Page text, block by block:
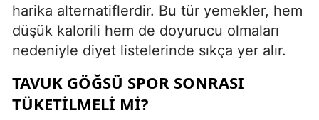
harika alternatiflerdir. Bu tür yemekler, hem
düşük kalorili hem de doyurucu olmaları
nedeniyle diyet listelerinde sıkça yer alır.
TAVUK GÖĞSÜ SPOR SONRASI
TÜKETILMELI MI?